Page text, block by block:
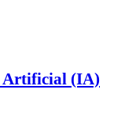
Artificial (IA)